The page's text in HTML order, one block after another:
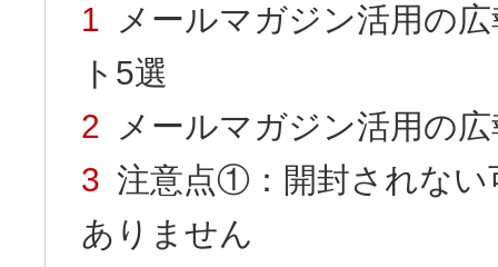
メールマガジン活用の
ト5選
メールマガジン活用の
注意点①：開封されない
ありません